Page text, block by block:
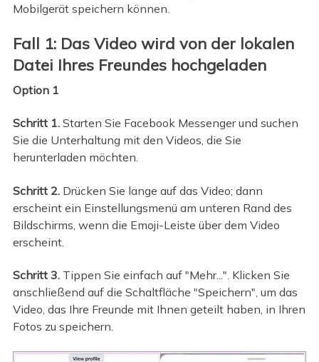
Mobilgerät speichern können.
Fall 1: Das Video wird von der lokalen
Datei Ihres Freundes hochgeladen
Option 1
Schritt 1.Starten Sie Facebook Messenger und suchen
Sie die Unterhaltung mit den Videos, die Sie
herunterladen möchten.
Schritt 2.Drücken Sie lange auf das Video; dann
erscheint ein Einstellungsmenü am unteren Rand des
Bildschirms, wenn die Emoji-Leiste über dem Video
erscheint.
Schritt 3.Tippen Sie einfach auf "Mehr...". Klicken Sie
anschließend auf die Schaltfläche "Speichern", um das
Video, das Ihre Freunde mit Ihnen geteilt haben, in Ihren
Fotos zu speichern.